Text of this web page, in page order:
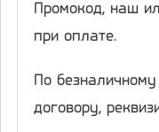
Промокод, наш
при оплате.
По
договору,